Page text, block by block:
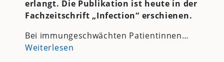
erlangt. Die Publikation ist heute in der
Fachzeitschrift „Infection“ erschienen.
Bei immungeschwächten Patientinnen…
Weiterlesen